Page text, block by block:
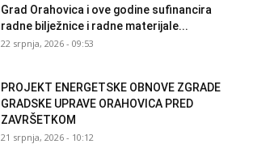
Grad Orahovica i ove godine sufinancira
radne bilježnice i radne materijale...
22 srpnja, 2026 - 09:53
PROJEKT ENERGETSKE OBNOVE ZGRADE
GRADSKE UPRAVE ORAHOVICA PRED
ZAVRŠETKOM
21 srpnja, 2026 - 10:12